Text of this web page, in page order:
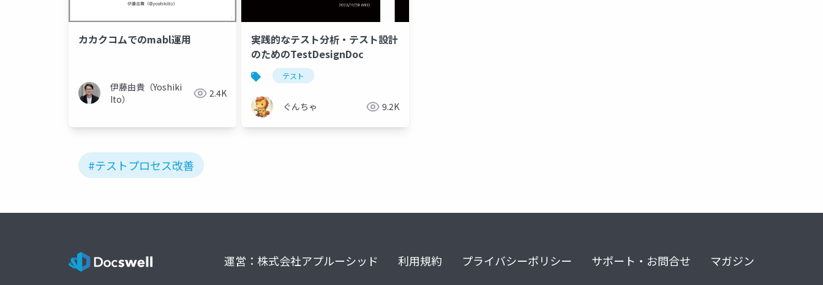
カカクコムでのmabl運用
伊藤由貴（Yoshiki
Ito）
2.4K
実践的なテスト分析・テスト設計
のためのTestDesignDoc
テスト
ぐんちゃ 9.2K
#テストプロセス改善
運営：株式会社アプルーシッド 利用規約 プライバシーポリシー サポート・お問合せ マガジン